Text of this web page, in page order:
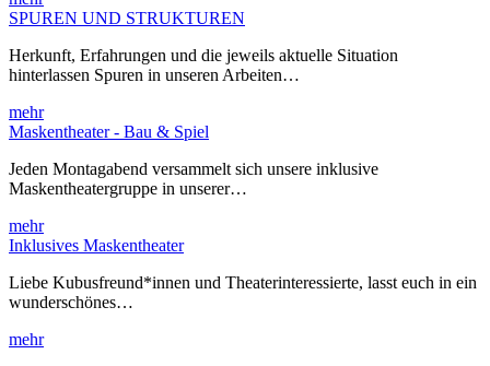
SPUREN UND STRUKTUREN
Herkunft, Erfahrungen und die jeweils aktuelle Situation
hinterlassen Spuren in unseren Arbeiten…
mehr
Maskentheater - Bau & Spiel
Jeden Montagabend versammelt sich unsere inklusive
Maskentheatergruppe in unserer…
mehr
Inklusives Maskentheater
Liebe Kubusfreund*innen und Theaterinteressierte, lasst euch in ein
wunderschönes…
mehr